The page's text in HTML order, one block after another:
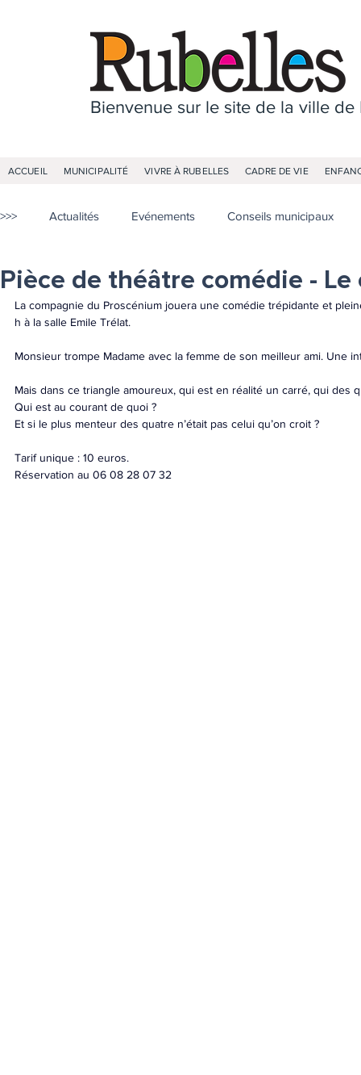
Bienvenue sur le site de la ville de
ACCUEIL MUNICIPALITÉ VIVRE À RUBELLES CADRE DE VIE
>>> Actualités Evénements Conseils municipaux
Pièce de théâtre comédie -
La compagnie du Proscénium jouera une comédie trépidante et
h à la salle Emile Trélat.
Monsieur trompe Madame avec la femme de son meilleur ami. Une
Mais dans ce triangle amoureux, qui est en réalité un carré, qui des
Qui est au courant de quoi ?
Et si le plus menteur des quatre n’était pas celui qu’on croit ?
Tarif unique : 10 euros.
Réservation au 06 08 28 07 32